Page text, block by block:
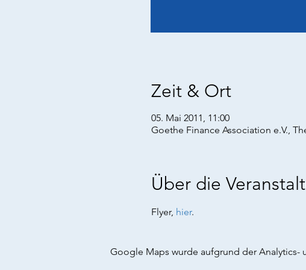
Zeit & Ort
05. Mai 2011, 11:00
Goethe Finance Association e.V.,
Über die
Flyer, hier.
Google Maps wurde aufgrund der